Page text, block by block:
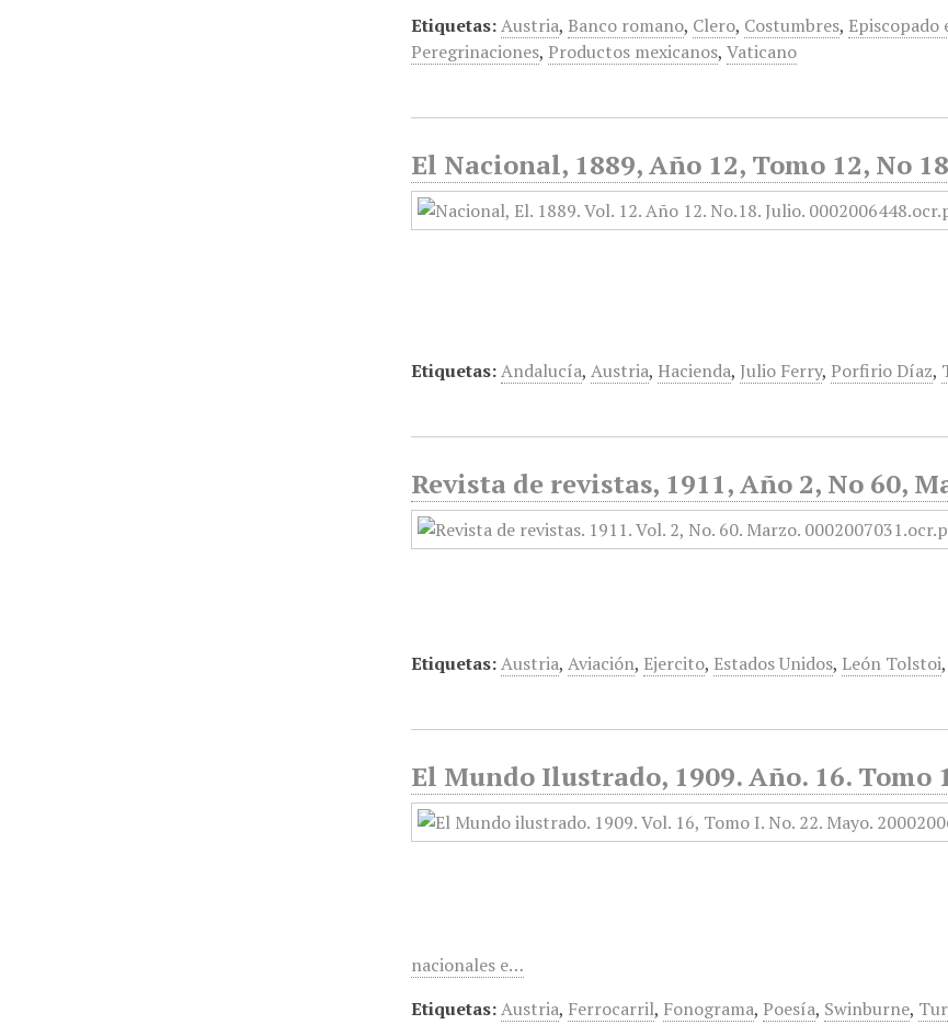
Etiquetas:Austria, Banco romano, Clero, Costumbres, Episcopado
Peregrinaciones, Productos mexicanos,Vaticano
El Nacional, 1889, Año 12, Tomo 12, No
Etiquetas:Andalucía,Austria, Hacienda, Julio Ferry, Porfirio Díaz,
Revista de revistas, 1911, Año 2, No 60,
Etiquetas:Austria,Aviación, Ejercito, Estados Unidos, León Tolstoi,
El Mundo Ilustrado, 1909. Año. 16. Tomo
nacionales e…
Etiquetas:Austria, Ferrocarril, Fonograma, Poesía, Swinburne,